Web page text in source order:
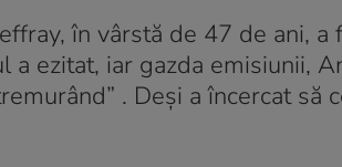
în vârstă de 47 de ani,
a ezitat, iar gazda emisiunii,
. Deși a încercat să